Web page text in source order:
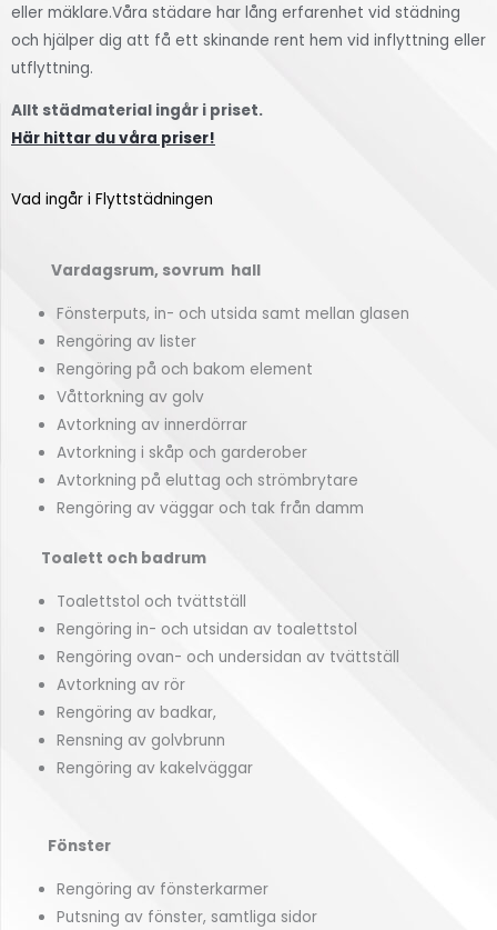
eller mäklare.Våra städare har lång erfarenhet vid städning
och hjälper dig att få ett skinande rent hem vid inflyttning eller
utflyttning.
Allt städmaterial ingår i priset.
Här hittar du våra priser!
Vad ingår i Flyttstädningen
Vardagsrum, sovrum hall
Fönsterputs, in- och utsida samt mellan glasen
Rengöring av lister
Rengöring på och bakom element
Våttorkning av golv
Avtorkning av innerdörrar
Avtorkning i skåp och garderober
Avtorkning på eluttag och strömbrytare
Rengöring av väggar och tak från damm
Toalett och badrum
Toalettstol och tvättställ
Rengöring in- och utsidan av toalettstol
Rengöring ovan- och undersidan av tvättställ
Avtorkning av rör
Rengöring av badkar,
Rensning av golvbrunn
Rengöring av kakelväggar
Fönster
Rengöring av fönsterkarmer
Putsning av fönster, samtliga sidor